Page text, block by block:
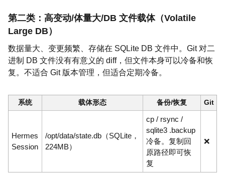
第二类：高变动/体量大/DB 文件载体（Volatile
Large DB）
数据量大、变更频繁、存储在 SQLite DB 文件中。Git 对二
进制 DB 文件没有有意义的 diff，但文件本身可以冷备和恢
复。不适合 Git 版本管理，但适合定期冷备。
系统 载体形态 备份/恢复 Git
Hermes
Session
/opt/data/state.db（SQLite，
224MB）
cp / rsync /
sqlite3 .backup
冷备。复制回
原路径即可恢
复
❌